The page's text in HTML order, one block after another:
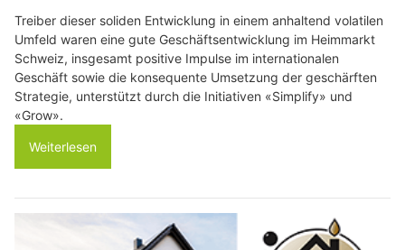
Treiber dieser soliden Entwicklung in einem anhaltend volatilen
Umfeld waren eine gute Geschäftsentwicklung im Heimmarkt
Schweiz, insgesamt positive Impulse im internationalen
Geschäft sowie die konsequente Umsetzung der geschärften
Strategie, unterstützt durch die Initiativen «Simplify» und
«Grow».
Weiterlesen